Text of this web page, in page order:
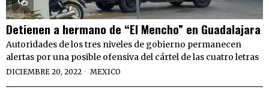
Detienen a hermano de “El Mencho” en Guadalajara
Autoridades de los tres niveles de gobierno permanecen
alertas por una posible ofensiva del cártel de las cuatro letras
DICIEMBRE 20, 2022 MEXICO